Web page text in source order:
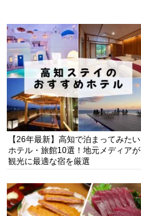
【26年最新】高知で泊まってみたい
ホテル・旅館10選！地元メディアが
観光に最適な宿を厳選